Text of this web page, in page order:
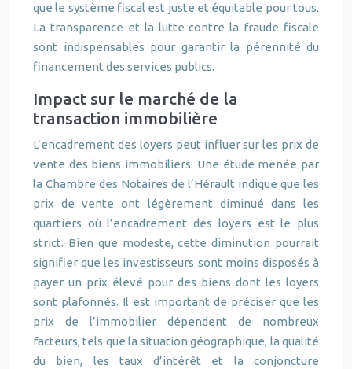
que le système fiscal est juste et équitable pour tous.
La transparence et la lutte contre la fraude fiscale
sont indispensables pour garantir la pérennité du
financement des services publics.
Impact sur le marché de la
transaction immobilière
L’encadrement des loyers peut influer sur les prix de
vente des biens immobiliers. Une étude menée par
la Chambre des Notaires de l’Hérault indique que les
prix de vente ont légèrement diminué dans les
quartiers où l’encadrement des loyers est le plus
strict. Bien que modeste, cette diminution pourrait
signifier que les investisseurs sont moins disposés à
payer un prix élevé pour des biens dont les loyers
sont plafonnés. Il est important de préciser que les
prix de l’immobilier dépendent de nombreux
facteurs, tels que la situation géographique, la qualité
du bien, les taux d’intérêt et la conjoncture